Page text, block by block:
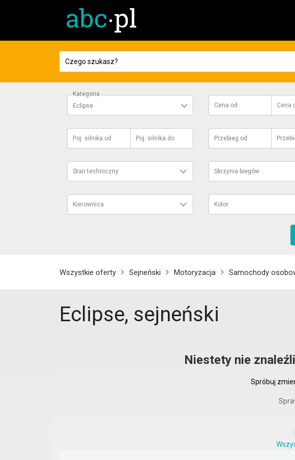
Kategoria
Eclipse
Cena od Cena
Poj. silnika od Poj. silnika do Przebieg od
Stan techniczny Skrzynia biegów
Kierownica Kolor
Wszystkie oferty Sejneński Motoryzacja Samochody
Eclipse, sejneński
Niestety nie
Spróbuj